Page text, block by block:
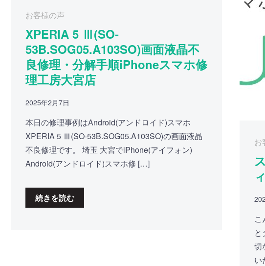
お客様の声
XPERIA 5 Ⅲ(SO-
53B.SOG05.A103SO)画面液晶不
良修理・分解手順iPhoneスマホ修
理工房大宮店
2025年2月7日
本日の修理事例はAndroid(アンドロイド)スマホ
XPERIA 5 Ⅲ(SO-53B.SOG05.A103SO)の画面液晶
不良修理です。 埼玉 大宮でiPhone(アイフォン)
Android(アンドロイド)スマホ修 […]
続きを読む
お
こ
と
切
い